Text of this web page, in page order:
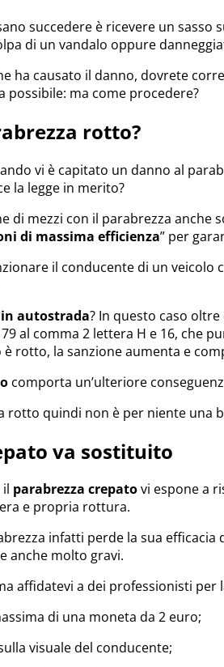
succedere è ricevere un
di un vandalo oppure
ha causato il danno, dovrete
possibile: ma come procedere?
rotto?
vi è capitato un danno al
la legge in merito?
di mezzi con il parabrezza anche
di massima efficienza” per
il conducente di un veicolo
autostrada? In questo caso
al comma 2 lettera H e 16, che
rotto, la sanzione aumenta e
comporta un’ulteriore
rotto quindi non è per niente una
va sostituito
parabrezza crepatovi espone a
e propria rottura.
infatti perde la sua
anche molto gravi.
affidatevi a dei professionisti per
di una moneta da 2 euro;
visuale del conducente;